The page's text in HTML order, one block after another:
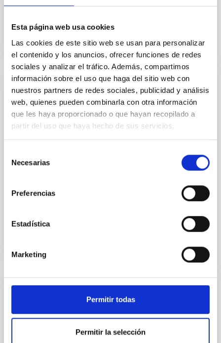
Esta página web usa cookies
Las cookies de este sitio web se usan para personalizar
el contenido y los anuncios, ofrecer funciones de redes
sociales y analizar el tráfico. Además, compartimos
información sobre el uso que haga del sitio web con
nuestros partners de redes sociales, publicidad y análisis
web, quienes pueden combinarla con otra información
que les haya proporcionado o que hayan recopilado a
partir del uso que haya hecho de sus servicios.
Necesarias
Preferencias
Estadística
Marketing
Permitir todas
Permitir la selección
Modificación nº 1 a la Carta Acuerdo sobre
el experimento en colaboración entre el
IAC y la Organización Europea de
InvestigaciónAstronómica Hemisferio Sur.
que los experimentos de campo LGS-AO sean
el IAC, Fundación CajaCanarias y Fundación
La Caixa para el programa internacional de
Becas de Doctorado